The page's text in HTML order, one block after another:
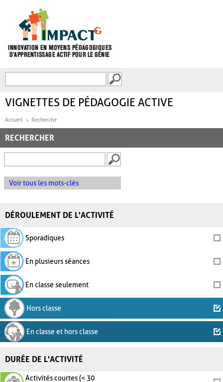
FORMULAIRE DE
VIGNETTES DE PÉDAGOGIE ACTIVE
Accueil Recherche
RECHERCHER
Voir tous les mots-clés
DÉROULEMENT DE L'ACTIVITÉ
Sporadiques
En plusieurs séances
En classe seulement
Hors classe
En classe et hors classe
DURÉE DE L'ACTIVITÉ
Activités courtes (< 30